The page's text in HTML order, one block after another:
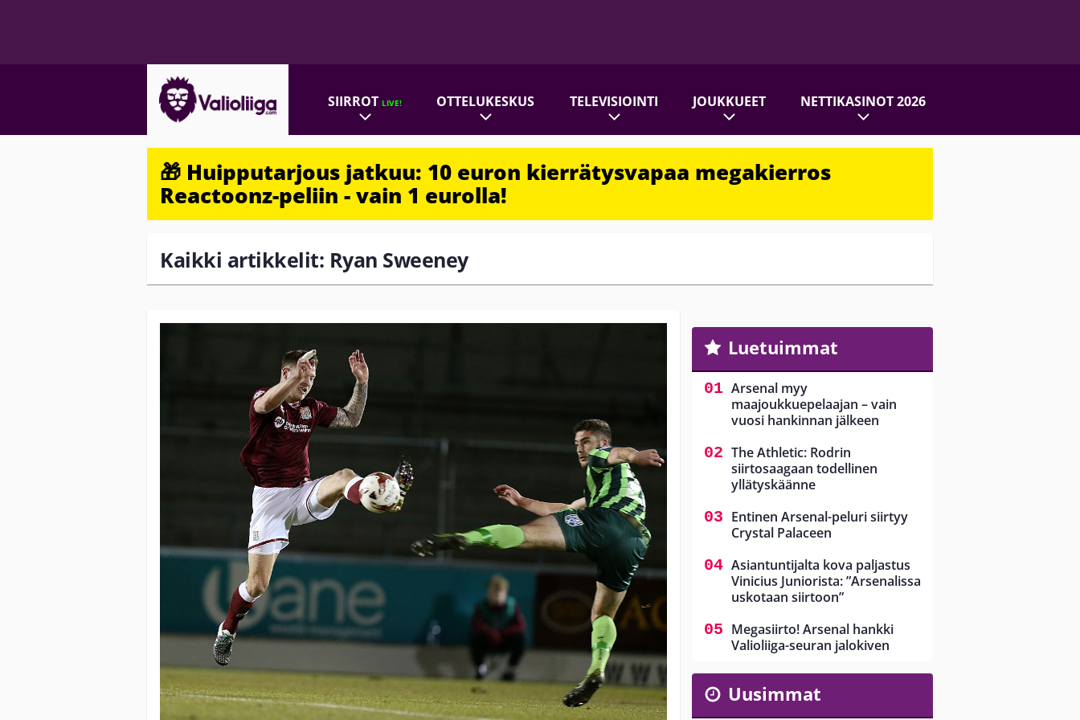
SIIRROTLIVE! OTTELUKESKUS TELEVISIOINTI JOUKKUEET NETTIKASINOT 2026
🎁 Huipputarjous jatkuu: 10 euron kierrätysvapaa megakierros
Reactoonz-peliin - vain 1 eurolla!
Kaikki artikkelit: Ryan Sweeney
Luetuimmat
Arsenal myy
maajoukkuepelaajan – vain
vuosi hankinnan jälkeen
The Athletic: Rodrin
siirtosaagaan todellinen
yllätyskäänne
Entinen Arsenal-peluri siirtyy
Crystal Palaceen
Asiantuntijalta kova paljastus
Vinicius Juniorista: ”Arsenalissa
uskotaan siirtoon”
Megasiirto! Arsenal hankki
Valioliiga-seuran jalokiven
Uusimmat